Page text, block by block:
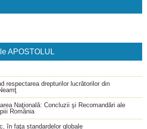
APOSTOLUL
respectarea drepturilor lucrătorilor din
Naţională: Concluzii şi Recomandări ale
România
în faţa standardelor globale